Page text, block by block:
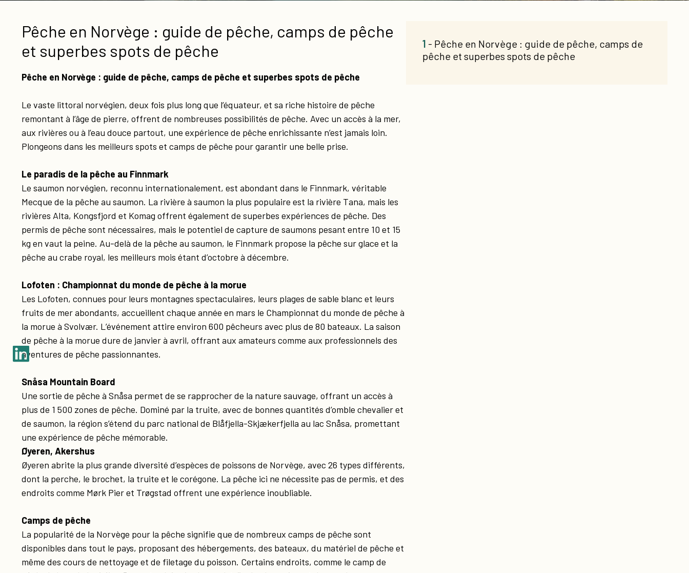
Pêche en Norvège : guide de pêche, camps de pêche
et superbes spots de pêche
Pêche en Norvège : guide de pêche, camps de pêche et superbes spots de pêche
Le vaste littoral norvégien, deux fois plus long que l’équateur, et sa riche histoire de pêche
remontant à l’âge de pierre, offrent de nombreuses possibilités de pêche. Avec un accès à la mer,
aux rivières ou à l’eau douce partout, une expérience de pêche enrichissante n’est jamais loin.
Plongeons dans les meilleurs spots et camps de pêche pour garantir une belle prise.
Le paradis de la pêche au Finnmark
Le saumon norvégien, reconnu internationalement, est abondant dans le Finnmark, véritable
Mecque de la pêche au saumon. La rivière à saumon la plus populaire est la rivière Tana, mais les
rivières Alta, Kongsfjord et Komag offrent également de superbes expériences de pêche. Des
permis de pêche sont nécessaires, mais le potentiel de capture de saumons pesant entre 10 et 15
kg en vaut la peine. Au-delà de la pêche au saumon, le Finnmark propose la pêche sur glace et la
pêche au crabe royal, les meilleurs mois étant d’octobre à décembre.
Lofoten : Championnat du monde de pêche à la morue
Les Lofoten, connues pour leurs montagnes spectaculaires, leurs plages de sable blanc et leurs
fruits de mer abondants, accueillent chaque année en mars le Championnat du monde de pêche à
la morue à Svolvær. L’événement attire environ 600 pêcheurs avec plus de 80 bateaux. La saison
de pêche à la morue dure de janvier à avril, offrant aux amateurs comme aux professionnels des
aventures de pêche passionnantes.
Snåsa Mountain Board
Une sortie de pêche à Snåsa permet de se rapprocher de la nature sauvage, offrant un accès à
plus de 1 500 zones de pêche. Dominé par la truite, avec de bonnes quantités d’omble chevalier et
de saumon, la région s’étend du parc national de Blåfjella-Skjækerfjella au lac Snåsa, promettant
une expérience de pêche mémorable.
Øyeren, Akershus
Øyeren abrite la plus grande diversité d’espèces de poissons de Norvège, avec 26 types différents,
dont la perche, le brochet, la truite et le corégone. La pêche ici ne nécessite pas de permis, et des
endroits comme Mørk Pier et Trøgstad offrent une expérience inoubliable.
Camps de pêche
La popularité de la Norvège pour la pêche signifie que de nombreux camps de pêche sont
disponibles dans tout le pays, proposant des hébergements, des bateaux, du matériel de pêche et
même des cours de nettoyage et de filetage du poisson. Certains endroits, comme le camp de
1 - Pêche en Norvège : guide de pêche, camps de
pêche et superbes spots de pêche